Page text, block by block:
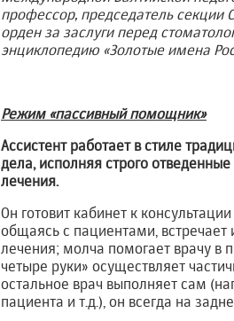
профессор, председатель секции
орден за заслуги перед
энциклопедию «Золотые имена
Режим «пассивный помощник»
Ассистент работает в стиле
дела, исполняя строго
лечения.
Он готовит кабинет к
общаясь с пациентами, встречает
лечения; молча помогает врачу в
четыре руки» осуществляет
остальное врач выполняет сам
пациента и т.д.), он всегда на